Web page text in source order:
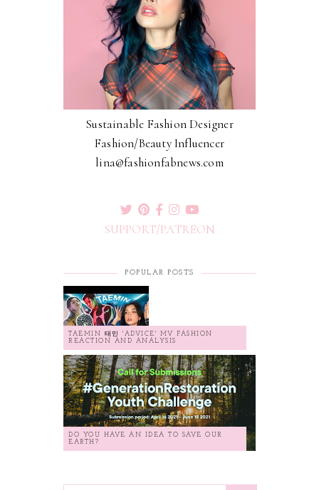
Sustainable Fashion Designer
Fashion/Beauty Influencer
lina@fashionfabnews.com
SUPPORT/PATREON
POPULAR POSTS
TAEMIN 태민 'ADVICE' MV FASHION
REACTION AND ANALYSIS
DO YOU HAVE AN IDEA TO SAVE OUR
EARTH?